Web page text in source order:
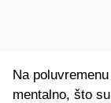
Na
mentalno, što